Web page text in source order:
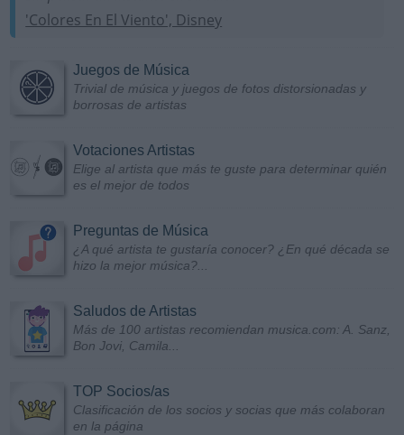
'Colores En El Viento', Disney
Juegos de Música
Trivial de música y juegos de fotos distorsionadas y
borrosas de artistas
Votaciones Artistas
Elige al artista que más te guste para determinar quién
es el mejor de todos
Preguntas de Música
¿A qué artista te gustaría conocer? ¿En qué década se
hizo la mejor música?...
Saludos de Artistas
Más de 100 artistas recomiendan musica.com: A. Sanz,
Bon Jovi, Camila...
TOP Socios/as
Clasificación de los socios y socias que más colaboran
en la página